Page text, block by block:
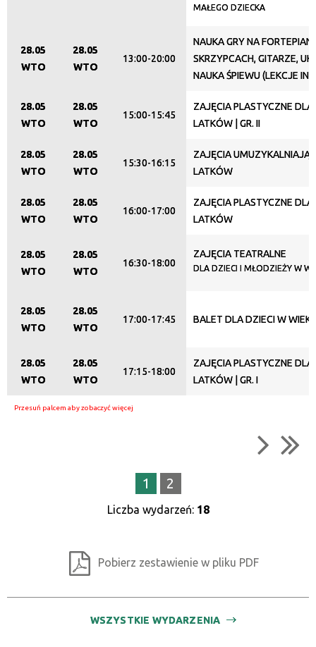
MAŁEGO DZIECKA
28.05
WTO
28.05
WTO
13:00-20:00
NAUKA GRY NA
SKRZYPCACH, GITARZE,
NAUKA ŚPIEWU (LEKCJE
28.05
WTO
28.05
WTO
15:00-15:45
ZAJĘCIA PLASTYCZNE
LATKÓW | GR. II
28.05
WTO
28.05
WTO
15:30-16:15
ZAJĘCIA
LATKÓW
28.05
WTO
28.05
WTO
16:00-17:00
ZAJĘCIA PLASTYCZNE
LATKÓW
28.05
WTO
28.05
WTO
16:30-18:00
ZAJĘCIA TEATRALNE
DLA DZIECI I MŁODZIEŻY W
28.05
WTO
28.05
WTO
17:00-17:45 BALET DLA DZIECI W
28.05
WTO
28.05
WTO
17:15-18:00
ZAJĘCIA PLASTYCZNE
LATKÓW | GR. I
1 2
Liczba wydarzeń: 18
Pobierz zestawienie w pliku PDF
WSZYSTKIE WYDARZENIA